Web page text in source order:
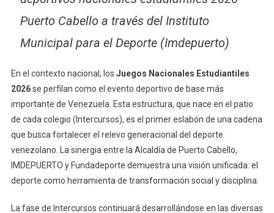
Puerto Cabello a través del Instituto
Municipal para el Deporte (Imdepuerto)
En el contexto nacional, los Juegos Nacionales Estudiantiles
2026se perfilan como el evento deportivo de base más
importante de Venezuela. Esta estructura, que nace en el patio
de cada colegio (Intercursos), es el primer eslabón de una cadena
que busca fortalecer el relevo generacional del deporte
venezolano. La sinergia entre la Alcaldía de Puerto Cabello,
IMDEPUERTO y Fundadeporte demuestra una visión unificada: el
deporte como herramienta de transformación social y disciplina.
La fase de Intercursos continuará desarrollándose en las diversas